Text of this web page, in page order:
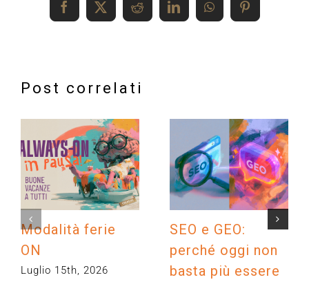
Facebook
X RedditLinkedInWhatsAppPinterest
Post correlati
Modalità ferie
ON
Luglio 15th, 2026
SEO e GEO:
perché oggi non
basta più essere